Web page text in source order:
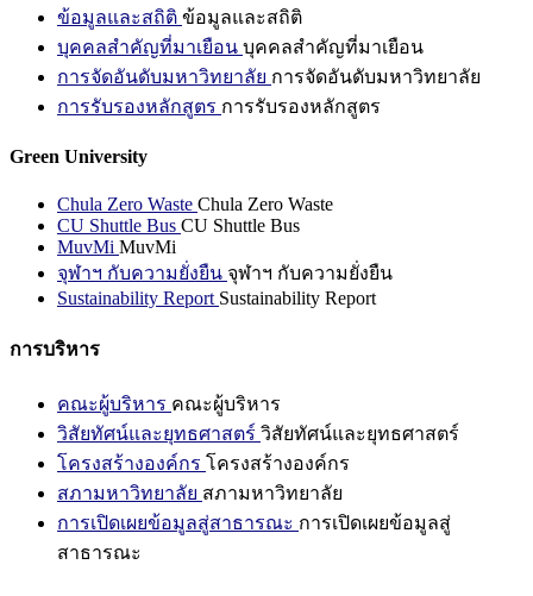
ข้อมูลและสถิติ ข้อมูลและสถิติ
บุคคลสำคัญที่มาเยือน บุคคลสำคัญที่มาเยือน
การจัดอันดับมหาวิทยาลัย การจัดอันดับมหาวิทยาลัย
การรับรองหลักสูตร การรับรองหลักสูตร
Green University
Chula Zero Waste Chula Zero Waste
CU Shuttle Bus CU Shuttle Bus
MuvMi MuvMi
จุฬาฯ กับความยั่งยืน จุฬาฯ กับความยั่งยืน
Sustainability Report Sustainability Report
การบริหาร
คณะผู้บริหาร คณะผู้บริหาร
วิสัยทัศน์และยุทธศาสตร์ วิสัยทัศน์และยุทธศาสตร์
โครงสร้างองค์กร โครงสร้างองค์กร
สภามหาวิทยาลัย สภามหาวิทยาลัย
การเปิดเผยข้อมูลสู่สาธารณะ การเปิดเผยข้อมูลสู่
สาธารณะ